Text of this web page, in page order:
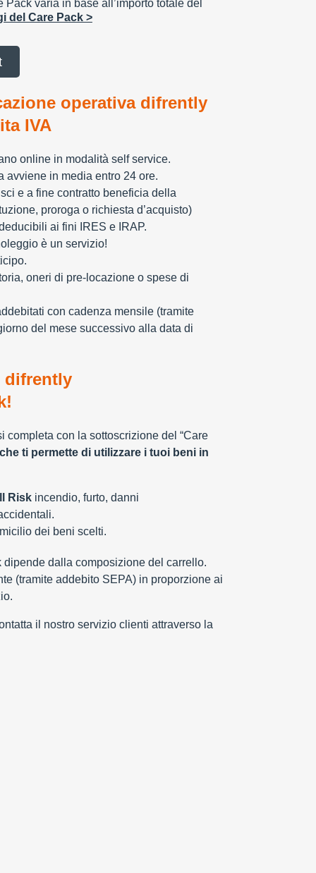
varia in base all’importo totale del
del Care Pack >
operativa difrently
IVA
online in modalità self service.
avviene in media entro 24 ore.
e a fine contratto beneficia della
proroga o richiesta d’acquisto)
ai fini IRES e IRAP.
è un servizio!
oneri di pre-locazione o spese di
con cadenza mensile (tramite
del mese successivo alla data di
difrently
completa con la sottoscrizione del “Care
ti permette di utilizzare i tuoi beni in
Riskincendio, furto, danni
dei beni scelti.
dipende dalla composizione del carrello.
(tramite addebito SEPA) in proporzione ai
il nostro servizio clienti attraverso la